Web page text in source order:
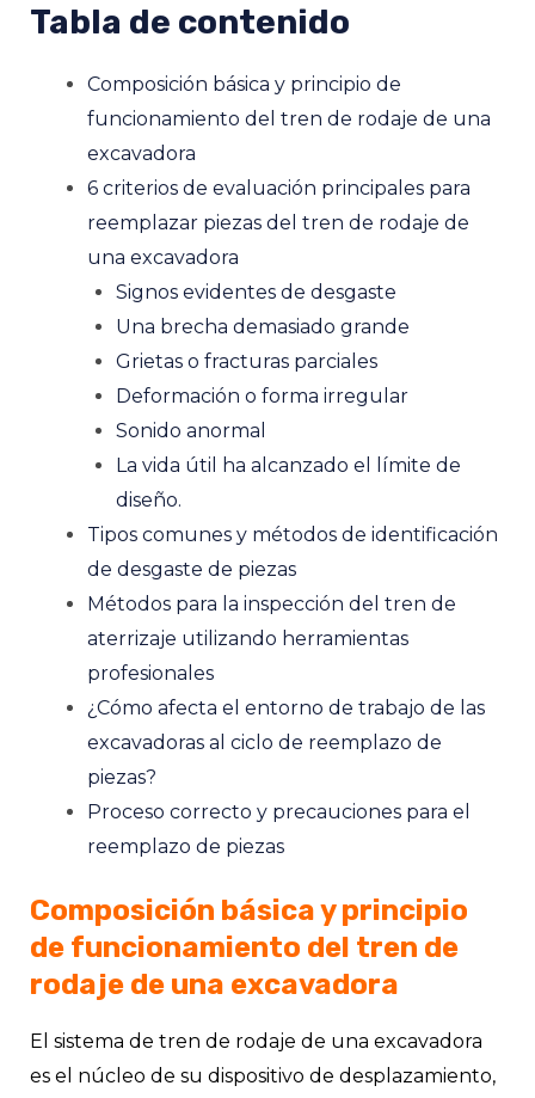
Tabla de contenido
Composición básica y principio de
funcionamiento del tren de rodaje de una
excavadora
6 criterios de evaluación principales para
reemplazar piezas del tren de rodaje de
una excavadora
Signos evidentes de desgaste
Una brecha demasiado grande
Grietas o fracturas parciales
Deformación o forma irregular
Sonido anormal
La vida útil ha alcanzado el límite de
diseño.
Tipos comunes y métodos de identificación
de desgaste de piezas
Métodos para la inspección del tren de
aterrizaje utilizando herramientas
profesionales
¿Cómo afecta el entorno de trabajo de las
excavadoras al ciclo de reemplazo de
piezas?
Proceso correcto y precauciones para el
reemplazo de piezas
Composición básica y principio
de funcionamiento del tren de
rodaje de una excavadora
El sistema de tren de rodaje de una excavadora
es el núcleo de su dispositivo de desplazamiento,